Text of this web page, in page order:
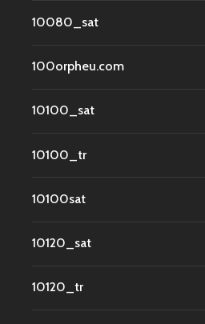
10080_sat
100orpheu.com
10100_sat
10100_tr
10100sat
10120_sat
10120_tr